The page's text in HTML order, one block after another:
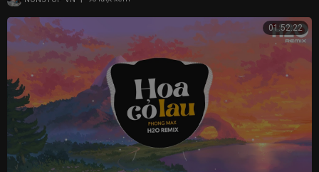
01:52:22